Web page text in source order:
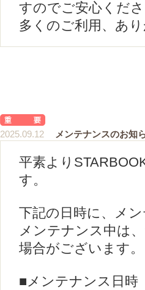
すのでご安心くだ
多くのご利用、あ
2025.09.12 メンテナンスのお知
平素より
す。
下記の日時に、メ
メンテナンス中は
場合がございます。
■メンテナンス日時